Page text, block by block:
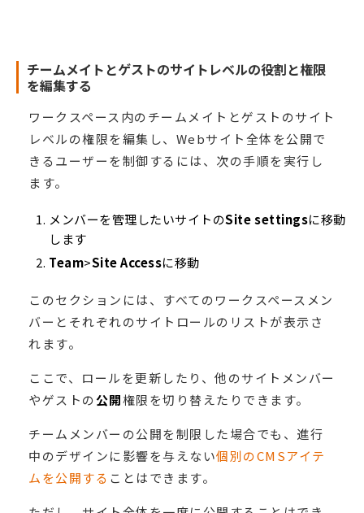
チームメイトとゲストのサイトレベルの役割と権限
を編集する
ワークスペース内のチームメイトとゲストのサイト
レベルの権限を編集し、Webサイト全体を公開で
きるユーザーを制御するには、次の手順を実行し
ます。
メンバーを管理したいサイトのSite settingsに移動
します
Team>Site Accessに移動
このセクションには、すべてのワークスペースメン
バーとそれぞれのサイトロールのリストが表示さ
れます。
ここで、ロールを更新したり、他のサイトメンバー
やゲストの公開権限を切り替えたりできます。
チームメンバーの公開を制限した場合でも、進行
中のデザインに影響を与えない個別のCMSアイテ
ムを公開する ことはできます。